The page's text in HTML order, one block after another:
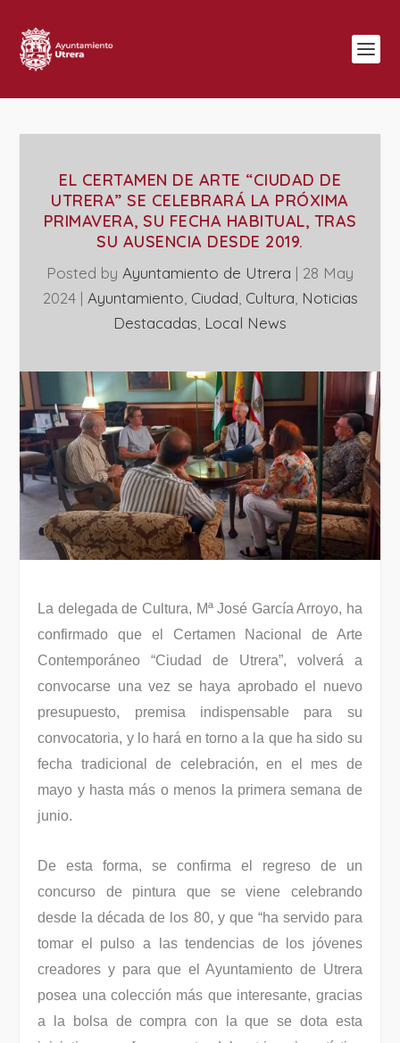
EL CERTAMEN DE ARTE “CIUDAD DE
UTRERA” SE CELEBRARÁ LA PRÓXIMA
PRIMAVERA, SU FECHA HABITUAL, TRAS
SU AUSENCIA DESDE 2019.
Posted by Ayuntamiento de Utrera | 28 May
2024| Ayuntamiento Ciudad Cultura Noticias
Destacadas Local News
La delegada de Cultura, Mª José García Arroyo, ha
confirmado que el Certamen Nacional de Arte
Contemporáneo “Ciudad de Utrera”, volverá a
convocarse una vez se haya aprobado el nuevo
presupuesto, premisa indispensable para su
convocatoria, y lo hará en torno a la que ha sido su
fecha tradicional de celebración, en el mes de
mayo y hasta más o menos la primera semana de
junio.
De esta forma, se confirma el regreso de un
concurso de pintura que se viene celebrando
desde la década de los 80, y que “ha servido para
tomar el pulso a las tendencias de los jóvenes
creadores y para que el Ayuntamiento de Utrera
posea una colección más que interesante, gracias
a la bolsa de compra con la que se dota esta